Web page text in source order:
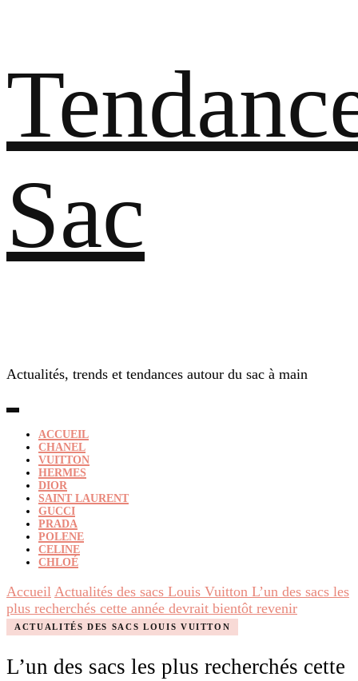
Sac
Actualités, trends et tendances autour du sac à main
ACCUEIL
CHANEL
VUITTON
HERMES
DIOR
SAINT LAURENT
GUCCI
PRADA
POLENE
CELINE
CHLOÉ
Accueil Actualités des sacs Louis Vuitton L’un des sacs les
plus recherchés cette année devrait bientôt revenir
ACTUALITÉS DES SACS LOUIS VUITTON
L’un des sacs les plus recherchés cette